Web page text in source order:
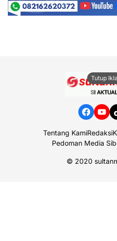
Tutup
Tentang KamiRedaksi
Pedoman Media
© 2020